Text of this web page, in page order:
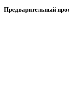
Предварительный